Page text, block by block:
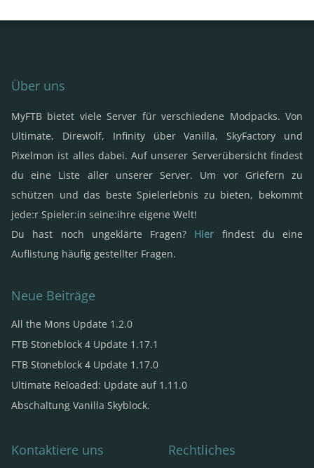
Über uns
MyFTB bietet viele Server für verschiedene Modpacks. Von
Ultimate, Direwolf, Infinity über Vanilla, SkyFactory und
Pixelmon ist alles dabei. Auf unserer Serverübersicht findest
du eine Liste aller unserer Server. Um vor Griefern zu
schützen und das beste Spielerlebnis zu bieten, bekommt
jede:r Spieler:in seine:ihre eigene Welt!
Du hast noch ungeklärte Fragen? Hier findest du eine
Auflistung häufig gestellter Fragen.
Neue Beiträge
All the Mons Update 1.2.0
FTB Stoneblock 4 Update 1.17.1
FTB Stoneblock 4 Update 1.17.0
Ultimate Reloaded: Update auf 1.11.0
Abschaltung Vanilla Skyblock.
Kontaktiere uns Rechtliches